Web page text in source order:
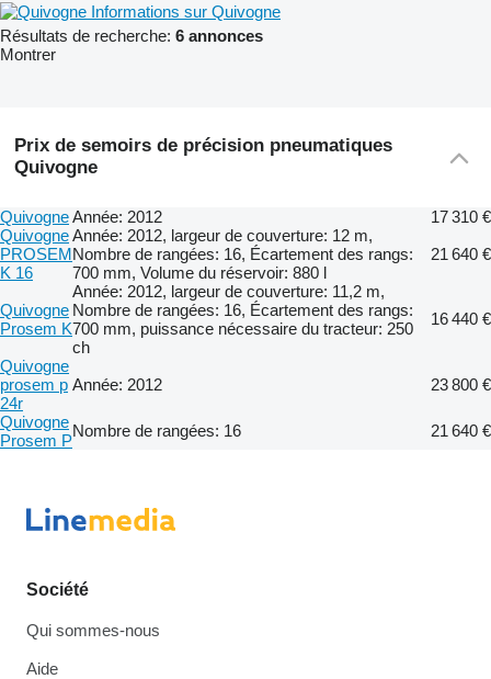
Informations sur Quivogne
Résultats de recherche: 6 annonces
Montrer
Prix de semoirs de précision pneumatiques
Quivogne
QuivogneAnnée: 2012
17 310 €
Quivogne
PROSEM
K 16
Année: 2012, largeur de couverture: 12 m,
Nombre de rangées: 16, Écartement des rangs:
700 mm, Volume du réservoir: 880 l
21 640 €
Quivogne
Prosem K
Année: 2012, largeur de couverture: 11,2 m,
Nombre de rangées: 16, Écartement des rangs:
700 mm, puissance nécessaire du tracteur: 250
ch
16 440 €
Quivogne
prosem p
24r
Année: 2012
23 800 €
Quivogne
Prosem P
Nombre de rangées: 16 21 640 €
Société
Qui sommes-nous
Aide